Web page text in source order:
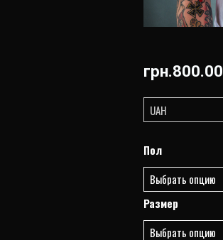
грн.800.00
UAH
Пол
Размер
Количество
товара
КЛАССИЧЕСКАЯ
ФУТБОЛКА